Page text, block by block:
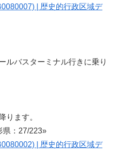
| 歴史的行政区域デ
ルバスターミナル行きに乗り
ります。
：27/223»
| 歴史的行政区域デ